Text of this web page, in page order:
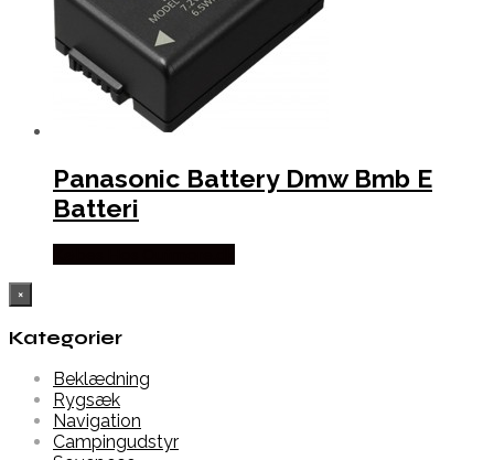
Panasonic Battery Dmw Bmb E
Batteri
×
Kategorier
Beklædning
Rygsæk
Navigation
Campingudstyr